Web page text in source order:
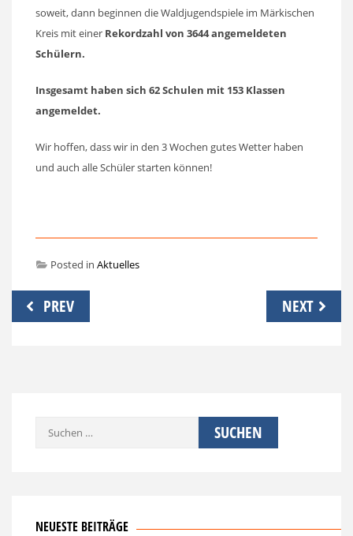
soweit, dann beginnen die Waldjugendspiele im Märkischen
Kreis mit einer Rekordzahl von 3644 angemeldeten
Schülern.
Insgesamt haben sich 62 Schulen mit 153 Klassen
angemeldet.
Wir hoffen, dass wir in den 3 Wochen gutes Wetter haben
und auch alle Schüler starten können!
Posted in Aktuelles
Beitragsnavigation
PREV NEXT
Suchen
NEUESTE BEITRÄGE